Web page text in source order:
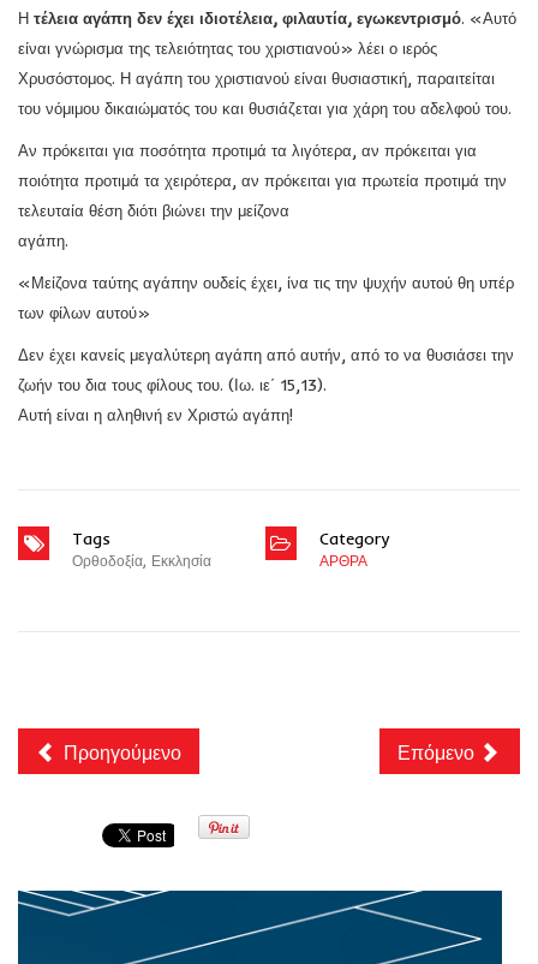
Η τέλεια αγάπη δεν έχει ιδιοτέλεια, φιλαυτία, εγωκεντρισμό. «Αυτό
είναι γνώρισμα της τελειότητας του χριστιανού» λέει ο ιερός
Χρυσόστομος. Η αγάπη του χριστιανού είναι θυσιαστική, παραιτείται
του νόμιμου δικαιώματός του και θυσιάζεται για χάρη του αδελφού του.
Αν πρόκειται για ποσότητα προτιμά τα λιγότερα, αν πρόκειται για
ποιότητα προτιμά τα χειρότερα, αν πρόκειται για πρωτεία προτιμά την
τελευταία θέση διότι βιώνει την μείζονα
αγάπη.
«Μείζονα ταύτης αγάπην ουδείς έχει, ίνα τις την ψυχήν αυτού θη υπέρ
των φίλων αυτού»
Δεν έχει κανείς μεγαλύτερη αγάπη από αυτήν, από το να θυσιάσει την
ζωήν του δια τους φίλους του. (Ιω. ιε΄ 15,13).
Αυτή είναι η αληθινή εν Χριστώ αγάπη!
Tags
Ορθοδοξία, Εκκλησία
Category
ΑΡΘΡΑ
Προηγούμενο Επόμενο